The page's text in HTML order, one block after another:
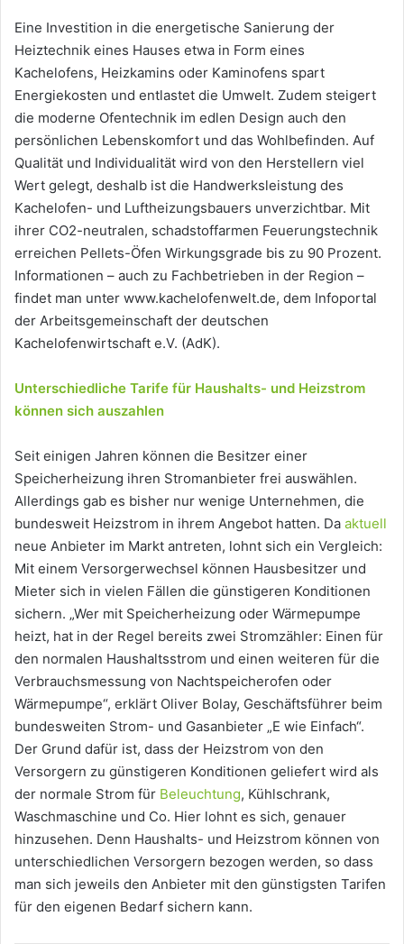
Eine Investition in die energetische Sanierung der
Heiztechnik eines Hauses etwa in Form eines
Kachelofens, Heizkamins oder Kaminofens spart
Energiekosten und entlastet die Umwelt. Zudem steigert
die moderne Ofentechnik im edlen Design auch den
persönlichen Lebenskomfort und das Wohlbefinden. Auf
Qualität und Individualität wird von den Herstellern viel
Wert gelegt, deshalb ist die Handwerksleistung des
Kachelofen- und Luftheizungsbauers unverzichtbar. Mit
ihrer CO2-neutralen, schadstoffarmen Feuerungstechnik
erreichen Pellets-Öfen Wirkungsgrade bis zu 90 Prozent.
Informationen – auch zu Fachbetrieben in der Region –
findet man unter www.kachelofenwelt.de, dem Infoportal
der Arbeitsgemeinschaft der deutschen
Kachelofenwirtschaft e.V. (AdK).
Unterschiedliche Tarife für Haushalts- und Heizstrom
können sich auszahlen
Seit einigen Jahren können die Besitzer einer
Speicherheizung ihren Stromanbieter frei auswählen.
Allerdings gab es bisher nur wenige Unternehmen, die
bundesweit Heizstrom in ihrem Angebot hatten. Da aktuell
neue Anbieter im Markt antreten, lohnt sich ein Vergleich:
Mit einem Versorgerwechsel können Hausbesitzer und
Mieter sich in vielen Fällen die günstigeren Konditionen
sichern. „Wer mit Speicherheizung oder Wärmepumpe
heizt, hat in der Regel bereits zwei Stromzähler: Einen für
den normalen Haushaltsstrom und einen weiteren für die
Verbrauchsmessung von Nachtspeicherofen oder
Wärmepumpe“, erklärt Oliver Bolay, Geschäftsführer beim
bundesweiten Strom- und Gasanbieter „E wie Einfach“.
Der Grund dafür ist, dass der Heizstrom von den
Versorgern zu günstigeren Konditionen geliefert wird als
der normale Strom für Beleuchtung, Kühlschrank,
Waschmaschine und Co. Hier lohnt es sich, genauer
hinzusehen. Denn Haushalts- und Heizstrom können von
unterschiedlichen Versorgern bezogen werden, so dass
man sich jeweils den Anbieter mit den günstigsten Tarifen
für den eigenen Bedarf sichern kann.